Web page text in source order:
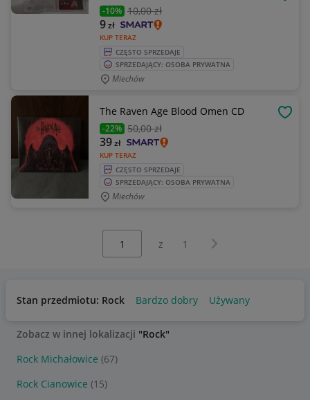
-10% 10,00 zł
KUP TERAZ
9zł
CZĘSTO SPRZEDAJE
SPRZEDAJĄCY: OSOBA PRYWATNA
Miechów
The Raven Age Blood Omen CD
-22% 50,00 zł
KUP TERAZ
39zł
CZĘSTO SPRZEDAJE
SPRZEDAJĄCY: OSOBA PRYWATNA
Miechów
z 1 Następna strona
Stan przedmiotu: Rock Bardzo dobry Używany
Zobacz w innej lokalizacji "Rock"
Rock Michałowice (67)
Rock Cianowice (15)